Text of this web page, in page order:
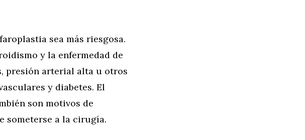
sea más riesgosa.
y la enfermedad de
presión arterial alta u otros
y diabetes. El
son motivos de
someterse a la cirugía.